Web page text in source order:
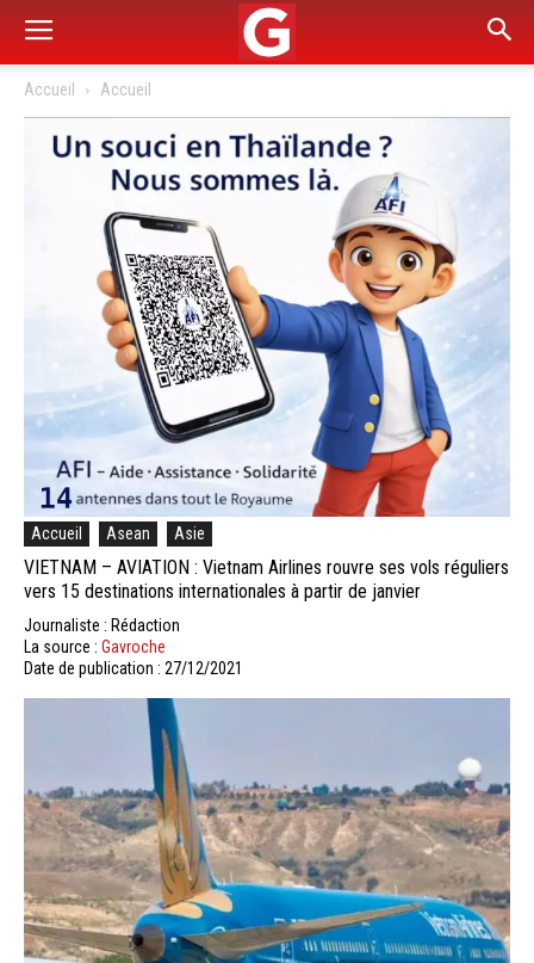
Accueil Accueil
Accueil Asean Asie
VIETNAM – AVIATION : Vietnam Airlines rouvre ses vols réguliers
vers 15 destinations internationales à partir de janvier
Journaliste : Rédaction
La source : Gavroche
Date de publication : 27/12/2021